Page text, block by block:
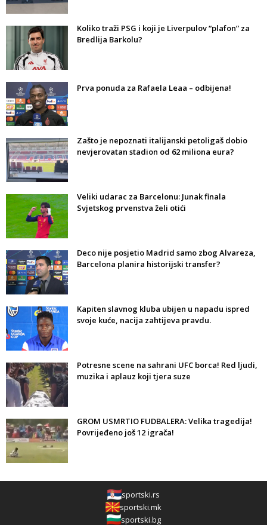
Koliko traži PSG i koji je Liverpulov “plafon” za
Bredlija Barkolu?
Prva ponuda za Rafaela Leaa – odbijena!
Zašto je nepoznati italijanski petoligaš dobio
nevjerovatan stadion od 62 miliona eura?
Veliki udarac za Barcelonu: Junak finala
Svjetskog prvenstva želi otići
Deco nije posjetio Madrid samo zbog Alvareza,
Barcelona planira historijski transfer?
Kapiten slavnog kluba ubijen u napadu ispred
svoje kuće, nacija zahtijeva pravdu.
Potresne scene na sahrani UFC borca! Red ljudi,
muzika i aplauz koji tjera suze
GROM USMRTIO FUDBALERA: Velika tragedija!
Povrijeđeno još 12 igrača!
sportski.rs
sportski.mk
sportski.bg